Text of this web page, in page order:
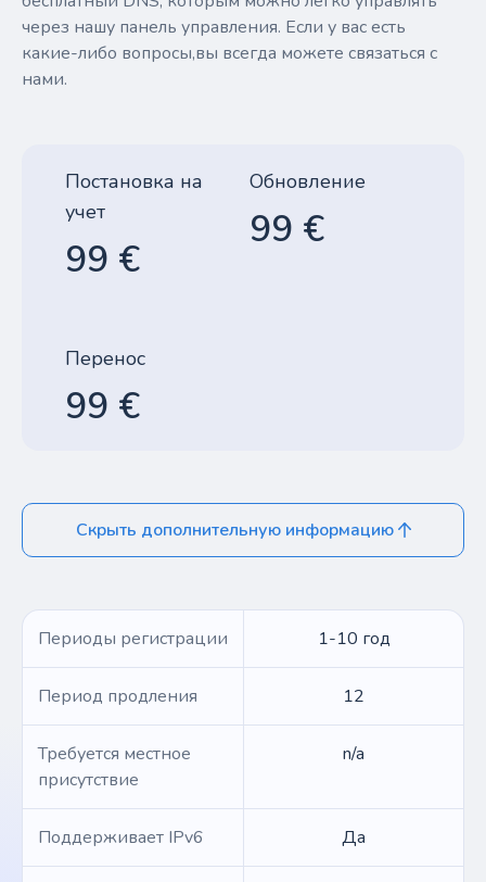
через нашу панель управления. Если у вас есть
какие-либо вопросы,вы всегда можете связаться с
нами.
Постановка на
учет
99 €
Обновление
99 €
Перенос
99 €
Скрыть дополнительную информацию
Периоды регистрации 1-10 год
Период продления 12
Требуется местное
присутствие
n/a
Поддерживает IPv6 Да